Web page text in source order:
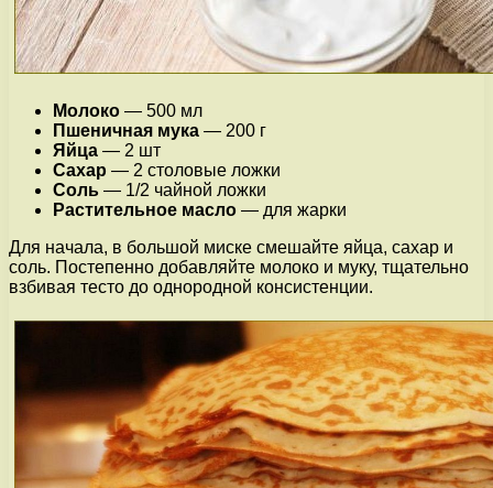
Молоко — 500 мл
Пшеничная мука — 200 г
Яйца — 2 шт
Сахар — 2 столовые ложки
Соль — 1/2 чайной ложки
Растительное масло — для жарки
Для начала, в большой миске смешайте яйца, сахар и
соль. Постепенно добавляйте молоко и муку, тщательно
взбивая тесто до однородной консистенции.